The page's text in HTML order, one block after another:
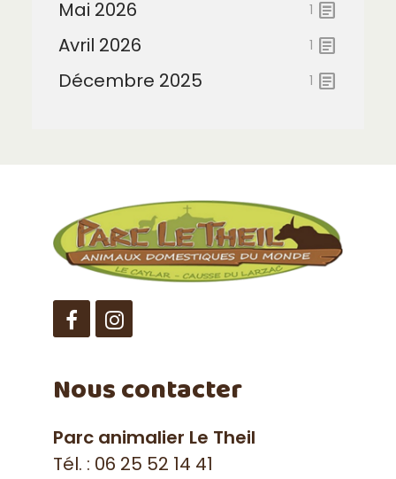
Mai 2026
1 article
Avril 2026
1 article
Décembre 2025
1 article
FacebookInstagram
Nous contacter
Parc animalier Le Theil
Tél. : 06 25 52 14 41